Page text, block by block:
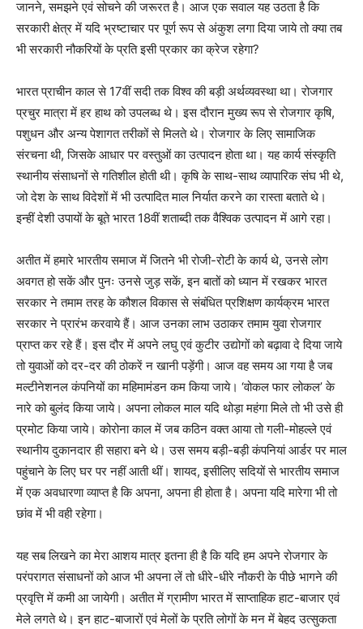
जानने, समझने एवं सोचने की जरूरत है। आज एक सवाल यह उठता है कि
सरकारी क्षेत्र में यदि भ्रष्टाचार पर पूर्ण रूप से अंकुश लगा दिया जाये तो क्या तब
भी सरकारी नौकरियों के प्रति इसी प्रकार का क्रेज रहेगा?
भारत प्राचीन काल से 17वीं सदी तक विश्व की बड़ी अर्थव्यवस्था था। रोजगार
प्रचुर मात्रा में हर हाथ को उपलब्ध थे। इस दौरान मुख्य रूप से रोजगार कृषि,
पशुधन और अन्य पेशागत तरीकों से मिलते थे। रोजगार के लिए सामाजिक
संरचना थी, जिसके आधार पर वस्तुओं का उत्पादन होता था। यह कार्य संस्कृति
स्थानीय संसाधनों से गतिशील होती थी। कृषि के साथ-साथ व्यापारिक संघ भी थे,
जो देश के साथ विदेशों में भी उत्पादित माल निर्यात करने का रास्ता बताते थे।
इन्हीं देशी उपायों के बूते भारत 18वीं शताब्दी तक वैश्विक उत्पादन में आगे रहा।
अतीत में हमारे भारतीय समाज में जितने भी रोजी-रोटी के कार्य थे, उनसे लोग
अवगत हो सकें और पुनः उनसे जुड़ सकें, इन बातों को ध्यान में रखकर भारत
सरकार ने तमाम तरह के कौशल विकास से संबंधित प्रशिक्षण कार्यक्रम भारत
सरकार ने प्रारंभ करवाये हैं। आज उनका लाभ उठाकर तमाम युवा रोजगार
प्राप्त कर रहे हैं। इस दौर में अपने लघु एवं कुटीर उद्योगों को बढ़ावा दे दिया जाये
तो युवाओं को दर-दर की ठोकरें न खानी पड़ेंगी। आज वह समय आ गया है जब
मल्टीनेशनल कंपनियों का महिमामंडन कम किया जाये। ‘वोकल फार लोकल’ के
नारे को बुलंद किया जाये। अपना लोकल माल यदि थोड़ा महंगा मिले तो भी उसे ही
प्रमोट किया जाये। कोरोना काल में जब कठिन वक्त आया तो गली-मोहल्ले एवं
स्थानीय दुकानदार ही सहारा बने थे। उस समय बड़ी-बड़ी कंपनियां आर्डर पर माल
पहुंचाने के लिए घर पर नहीं आती थीं। शायद, इसीलिए सदियों से भारतीय समाज
में एक अवधारणा व्याप्त है कि अपना, अपना ही होता है। अपना यदि मारेगा भी तो
छांव में भी वही रहेगा।
यह सब लिखने का मेरा आशय मात्र इतना ही है कि यदि हम अपने रोजगार के
परंपरागत संसाधनों को आज भी अपना लें तो धीरे-धीरे नौकरी के पीछे भागने की
प्रवृत्ति में कमी आ जायेगी। अतीत में ग्रामीण भारत में साप्ताहिक हाट-बाजार एवं
मेले लगते थे। इन हाट-बाजारों एवं मेलों के प्रति लोगों के मन में बेहद उत्सुकता